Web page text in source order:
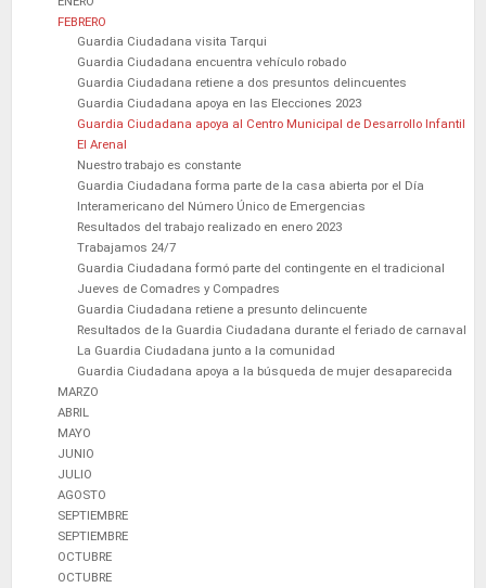
FEBRERO
Guardia Ciudadana visita Tarqui
Guardia Ciudadana encuentra vehículo robado
Guardia Ciudadana retiene a dos presuntos delincuentes
Guardia Ciudadana apoya en las Elecciones 2023
Guardia Ciudadana apoya al Centro Municipal de Desarrollo Infantil
El Arenal
Nuestro trabajo es constante
Guardia Ciudadana forma parte de la casa abierta por el Día
Interamericano del Número Único de Emergencias
Resultados del trabajo realizado en enero 2023
Trabajamos 24/7
Guardia Ciudadana formó parte del contingente en el tradicional
Jueves de Comadres y Compadres
Guardia Ciudadana retiene a presunto delincuente
Resultados de la Guardia Ciudadana durante el feriado de carnaval
La Guardia Ciudadana junto a la comunidad
Guardia Ciudadana apoya a la búsqueda de mujer desaparecida
MARZO
ABRIL
MAYO
JUNIO
JULIO
AGOSTO
SEPTIEMBRE
SEPTIEMBRE
OCTUBRE
OCTUBRE